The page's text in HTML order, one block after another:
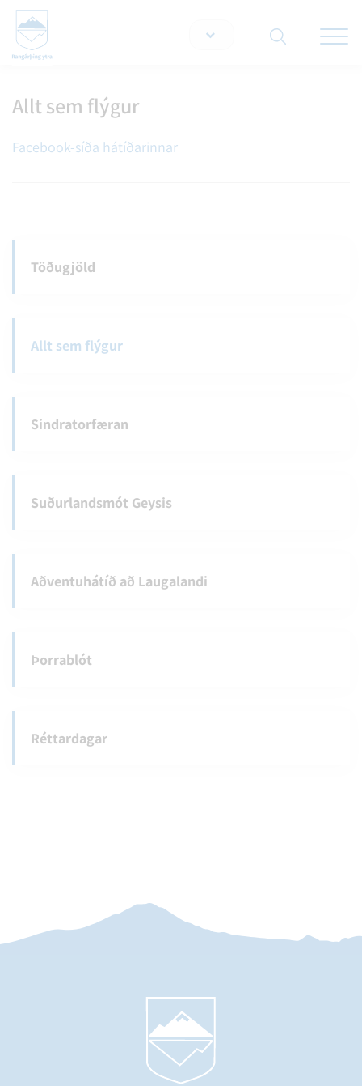
Allt sem flýgur
Facebook-síða hátíðarinnar
Töðugjöld
Allt sem flýgur
Sindratorfæran
Suðurlandsmót Geysis
Aðventuhátíð að Laugalandi
Þorrablót
Réttardagar
Leita á vef